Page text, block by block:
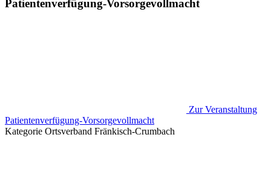
Patientenverfügung-Vorsorgevollmacht
Zur Veranstaltung
Patientenverfügung-Vorsorgevollmacht
Kategorie Ortsverband Fränkisch-Crumbach